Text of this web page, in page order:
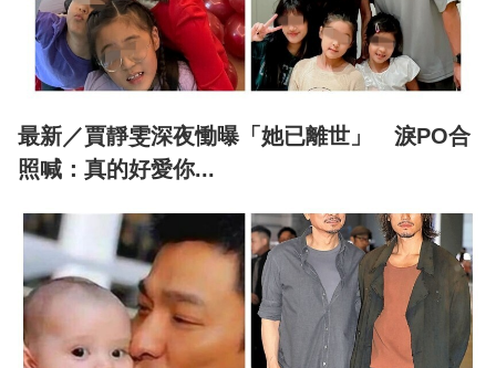
最新／賈靜雯深夜慟曝「她已離世」 淚PO合
照喊：真的好愛你...